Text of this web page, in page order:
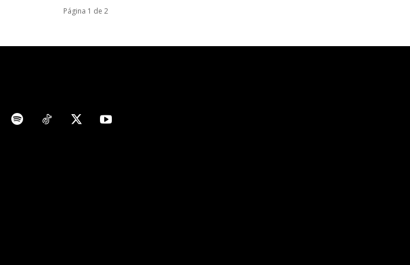
Página 1 de 2